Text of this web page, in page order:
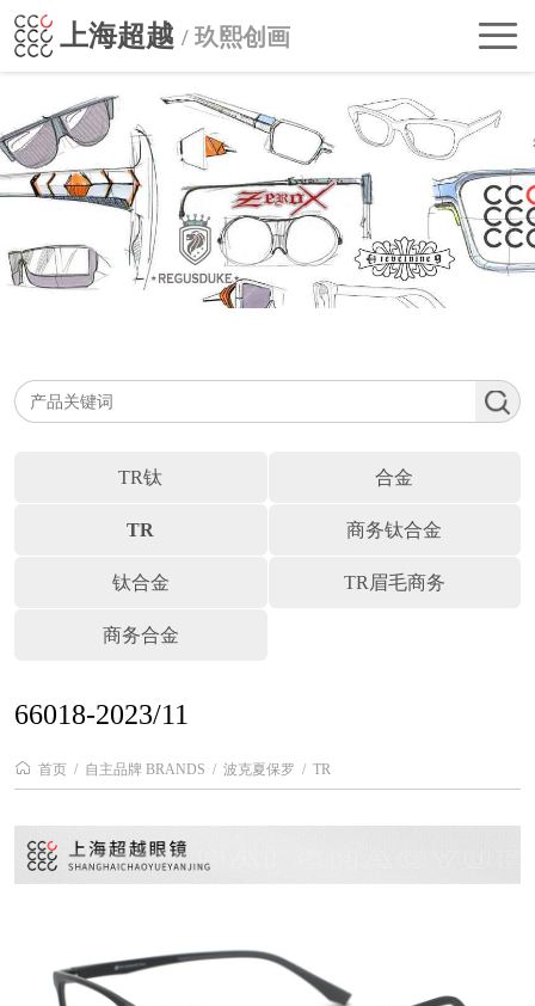
上海超越/ 玖熙创画
首
进
超
公
司
自主品牌
BRANDS
行
响
我
66018-2023/11
首页 自主品牌 BRANDS 波克夏保罗 TR
TR钛 合金
TR 商务钛合金
钛合金 TR眉毛商务
商务合金